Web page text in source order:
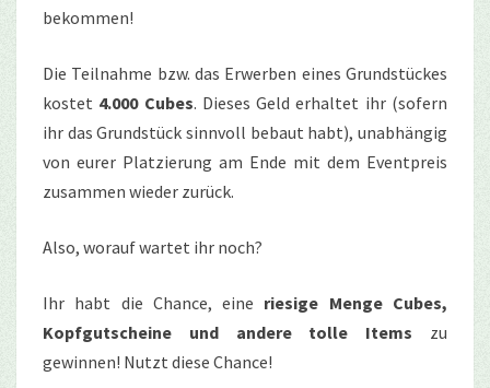
bekommen!
Die Teilnahme bzw. das Erwerben eines Grundstückes
kostet 4.000 Cubes. Dieses Geld erhaltet ihr (sofern
ihr das Grundstück sinnvoll bebaut habt), unabhängig
von eurer Platzierung am Ende mit dem Eventpreis
zusammen wieder zurück.
Also, worauf wartet ihr noch?
Ihr habt die Chance, eine riesige Menge Cubes,
Kopfgutscheine und andere tolle Items zu
gewinnen! Nutzt diese Chance!